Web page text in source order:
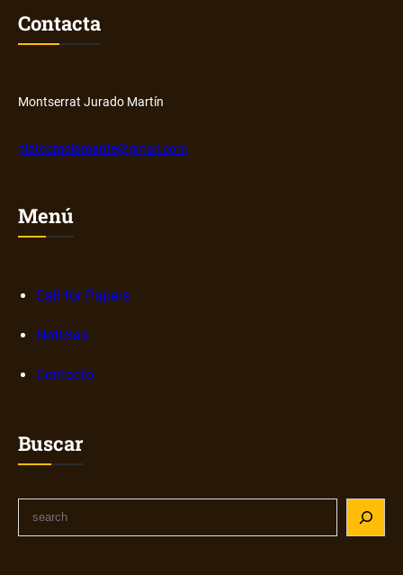
Contacta
Montserrat Jurado Martín
platcomdiamante@gmail.com
Menú
Call for Papers
Noticias
Contacto
Buscar